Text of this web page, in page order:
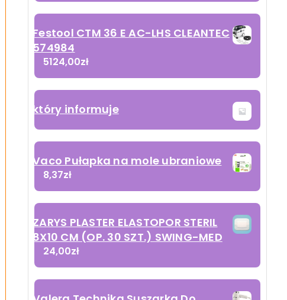
Festool CTM 36 E AC-LHS CLEANTEC
574984
5124,00zł
który informuje
Vaco Pułapka na mole ubraniowe
8,37zł
ZARYS PLASTER ELASTOPOR STERIL
8X10 CM (OP. 30 SZT.) SWING-MED
24,00zł